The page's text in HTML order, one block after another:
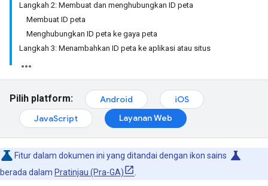
Langkah 2: Membuat dan menghubungkan ID peta
Membuat ID peta
Menghubungkan ID peta ke gaya peta
Langkah 3: Menambahkan ID peta ke aplikasi atau situs
Pilih platform: Android
iOS
JavaScript
Layanan Web
Fitur dalam dokumen ini yang ditandai dengan ikon sains science
berada dalam Pratinjau (Pra-GA)